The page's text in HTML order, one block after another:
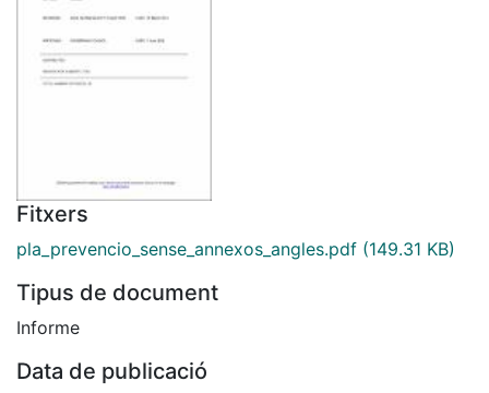
Fitxers
pla_prevencio_sense_annexos_angles.pdf (149.31 KB)
Tipus de document
Informe
Data de publicació